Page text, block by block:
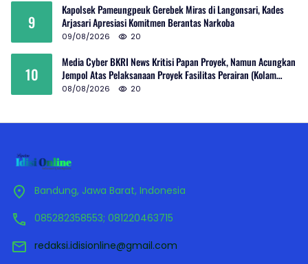
9
Kapolsek Pameungpeuk Gerebek Miras di Langonsari, Kades
Arjasari Apresiasi Komitmen Berantas Narkoba
09/08/2026 20
10
Media Cyber BKRI News Kritisi Papan Proyek, Namun Acungkan
Jempol Atas Pelaksanaan Proyek Fasilitas Perairan (Kolam
Labuh) PP Jayanti
08/08/2026 20
Bandung, Jawa Barat, Indonesia
085282358553; 081220463715
redaksi.idisionline@gmail.com